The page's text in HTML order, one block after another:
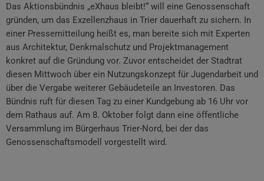
Das Aktionsbündnis „eXhaus bleibt!“ will eine Genossenschaft
gründen, um das Exzellenzhaus in Trier dauerhaft zu sichern. In
einer Pressemitteilung heißt es, man bereite sich mit Experten
aus Architektur, Denkmalschutz und Projektmanagement
konkret auf die Gründung vor. Zuvor entscheidet der Stadtrat
diesen Mittwoch über ein Nutzungskonzept für Jugendarbeit und
über die Vergabe weiterer Gebäudeteile an Investoren. Das
Bündnis ruft für diesen Tag zu einer Kundgebung ab 16 Uhr vor
dem Rathaus auf. Am 8. Oktober folgt dann eine öffentliche
Versammlung im Bürgerhaus Trier-Nord, bei der das
Genossenschaftsmodell vorgestellt wird.